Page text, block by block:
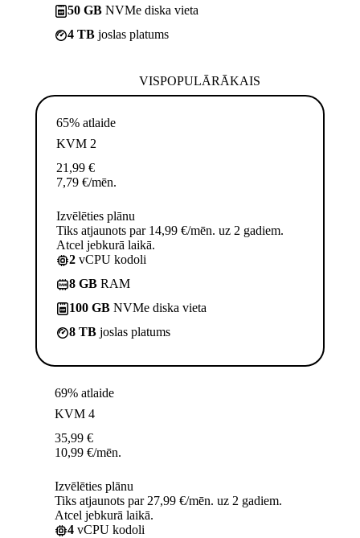
50 GB NVMe diska vieta
4 TB joslas platums
VISPOPULĀRĀKAIS
65% atlaide
KVM 2
21,99 €
7,79 €/mēn.
Izvēlēties plānu
Tiks atjaunots par 14,99 €/mēn. uz 2 gadiem.
Atcel jebkurā laikā.
2 vCPU kodoli
8 GB RAM
100 GB NVMe diska vieta
8 TB joslas platums
69% atlaide
KVM 4
35,99 €
10,99 €/mēn.
Izvēlēties plānu
Tiks atjaunots par 27,99 €/mēn. uz 2 gadiem.
Atcel jebkurā laikā.
4 vCPU kodoli